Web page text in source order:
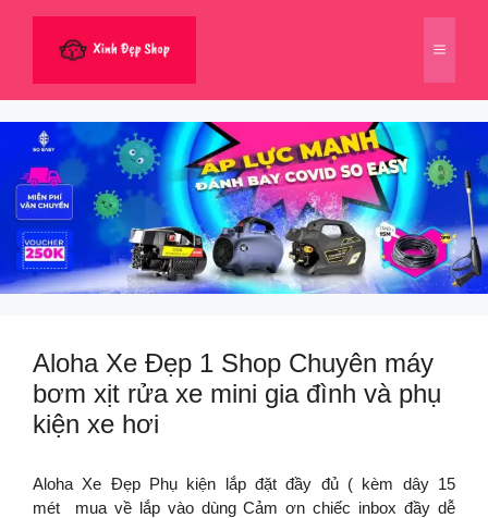
dung
Menu
Aloha Xe Đẹp 1 Shop Chuyên máy
bơm xịt rửa xe mini gia đình và phụ
kiện xe hơi
Aloha Xe Đẹp Phụ kiện lắp đặt đầy đủ ( kèm dây 15
mét mua về lắp vào dùng Cảm ơn chiếc inbox đầy dễ